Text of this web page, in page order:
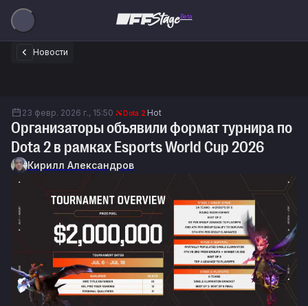
Beta
Новости
23 февр. 2026 г., 15:50 Dota 2 Hot
Организаторы объявили формат турнира по
Dota 2 в рамках Esports World Cup 2026
Кирилл Александров